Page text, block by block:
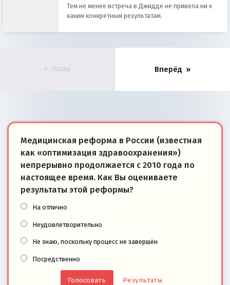
Тем не менее встреча в Джидде не привела ни к
каким конкретным результатам.
Назад Вперёд
Медицинская реформа в России (известная
как «оптимизация здравоохранения»)
непрерывно продолжается с 2010 года по
настоящее время. Как Вы оцениваете
результаты этой реформы?
На отлично
Неудовлетворительно
Не знаю, поскольку процесс не завершён
Посредственно
Результаты